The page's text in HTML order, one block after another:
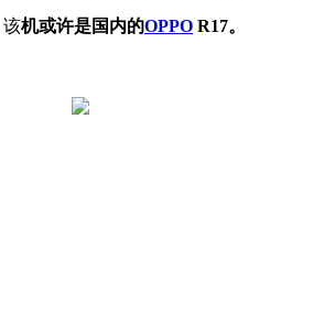
该机或许是国内的OPPO R17。